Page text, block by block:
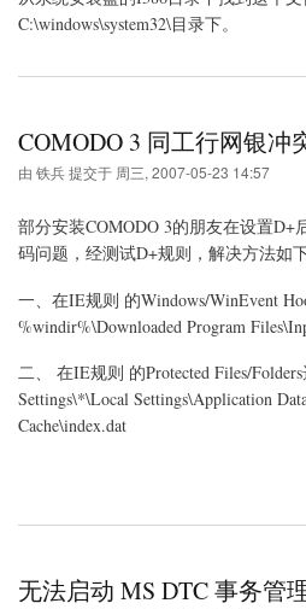
C:\windows\system32\目录下。
COMODO 3 同工行网银冲
由 铁兵提交于 周三, 2007-05-23 14:57
部分安装COMODO 3的朋友在设置
码问题，经测试D+规则，解决方法如
一、在IE规则 的Windows/WinEvent
%windir%\Downloaded Program
二、 在IE规则 的Protected Files/
Settings\*\Local Settings\Application
Cache\index.dat
无法启动 MS DTC 事务管